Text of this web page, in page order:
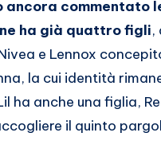
commentato
ha già quattro figli,
e Lennox
la cui identità
ha anche una figlia,
il quinto